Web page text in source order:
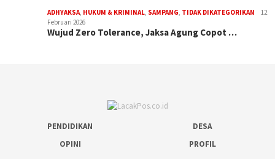
ADHYAKSA, HUKUM & KRIMINAL, SAMPANG, TIDAK DIKATEGORIKAN
12
Februari 2026
Wujud Zero Tolerance, Jaksa Agung Copot …
PENDIDIKAN
DESA
OPINI
PROFIL